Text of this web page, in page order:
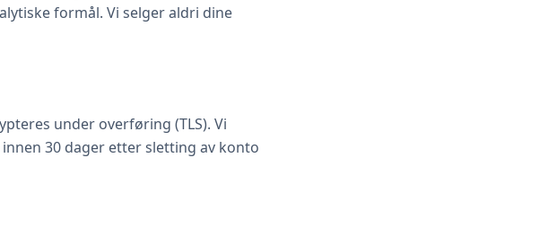
formål. Vi selger aldri dine
under overføring (TLS). Vi
30 dager etter sletting av konto